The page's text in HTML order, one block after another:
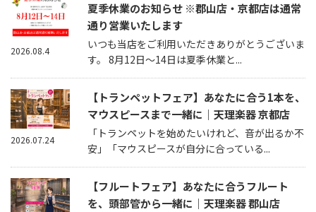
夏季休業のお知らせ ※郡山店・京都店は通常
通り営業いたします
いつも当店をご利用いただきありがとうございま
す。 8月12日～14日は夏季休業と...
2026.08.4
【トランペットフェア】あなたに合う1本を、
マウスピースまで一緒に｜天理楽器 京都店
「トランペットを始めたいけれど、音が出るか不
安」「マウスピースが自分に合っている...
2026.07.24
【フルートフェア】あなたに合うフルート
を、頭部管から一緒に｜天理楽器 郡山店